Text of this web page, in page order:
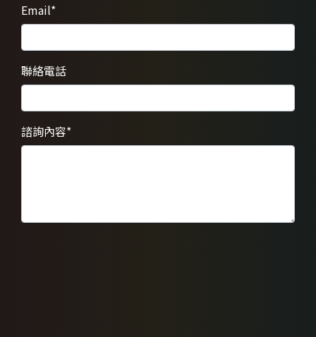
Email*
聯絡電話
諮詢內容*